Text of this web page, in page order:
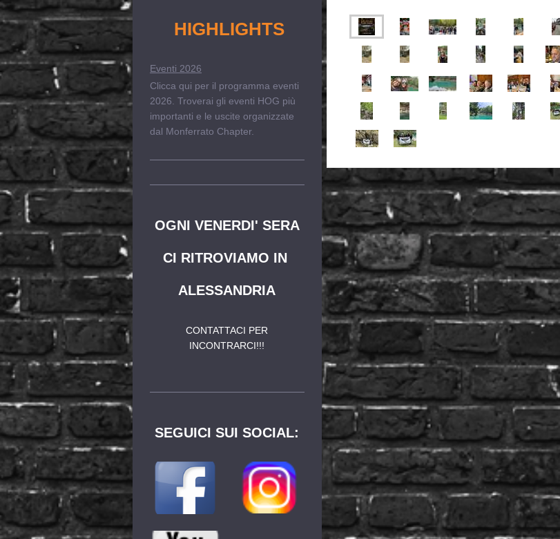
HIGHLIGHTS
Eventi 2026
Clicca qui per il programma eventi
2026. Troverai gli eventi HOG più
importanti e le uscite organizzate
dal Monferrato Chapter.
OGNI VENERDI' SERA
CI RITROVIAMO IN
ALESSANDRIA
CONTATTACI PER
INCONTRARCI!!!
SEGUICI SUI SOCIAL: